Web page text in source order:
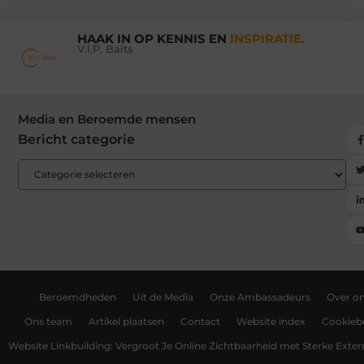
HAAK IN OP KENNIS EN INSPIRATIE.
V.I.P. Baits
Media en Beroemde mensen
Bericht categorie
Beroemdheden Uit de Media Onze Ambassadeurs Over
Ons team Artikel plaatsen Contact Website index
Website Linkbuilding: Vergroot Je Online Zichtbaarheid met Sterke